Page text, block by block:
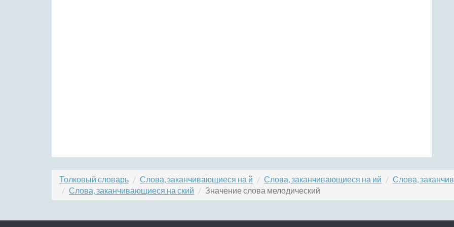
Толковый словарь Слова, заканчивающиеся на й Слова, заканчивающиеся на ий
Слова,
Слова, заканчивающиеся на ский
Значение слова мелодический